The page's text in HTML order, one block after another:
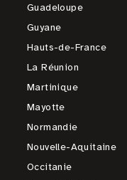
Guadeloupe
Guyane
Hauts-de-France
La Réunion
Martinique
Mayotte
Normandie
Nouvelle-Aquitaine
Occitanie